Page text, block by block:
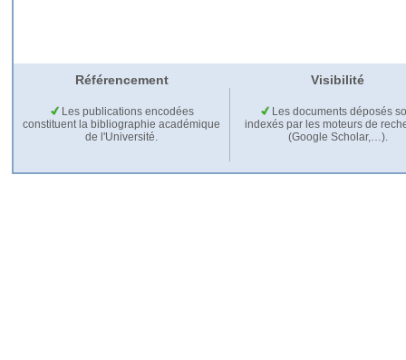
Référencement Visibilité
Les publications encodées
constituent la bibliographie académique
de l'Université.
Les documents déposés
indexés par les moteurs de
(Google Scholar,…).